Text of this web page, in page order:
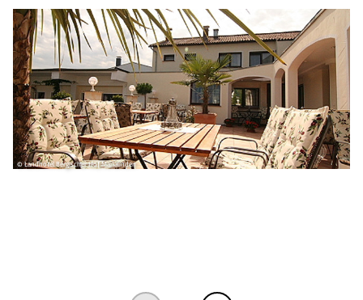
© Landhotel Bergischer Hof Marialinden